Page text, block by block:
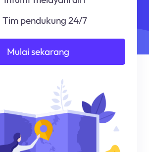
Tim pendukung 24/7
Mulai sekarang